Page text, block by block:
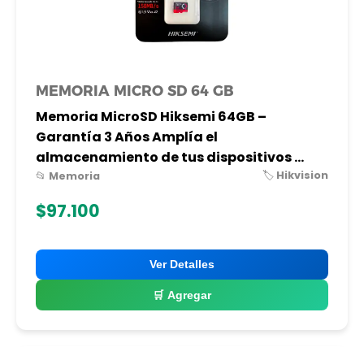
MEMORIA MICRO SD 64 GB
Memoria MicroSD Hiksemi 64GB –
Garantía 3 Años Amplía el
almacenamiento de tus dispositivos ...
📂 Memoria 🏷️ Hikvision
$97.100
Ver Detalles
🛒 Agregar